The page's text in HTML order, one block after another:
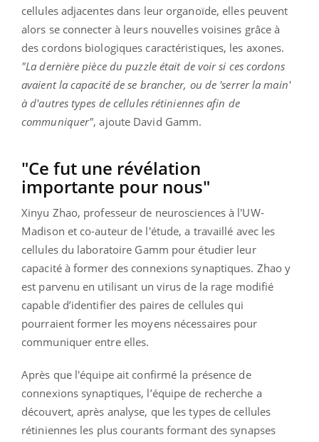
cellules adjacentes dans leur organoïde, elles peuvent
alors se connecter à leurs nouvelles voisines grâce à
des cordons biologiques caractéristiques, les axones.
"La dernière pièce du puzzle était de voir si ces cordons
avaient la capacité de se brancher, ou de 'serrer la main'
à d'autres types de cellules rétiniennes afin de
communiquer", ajoute David Gamm.
"Ce fut une révélation
importante pour nous"
Xinyu Zhao, professeur de neurosciences à l'UW-
Madison et co-auteur de l'étude, a travaillé avec les
cellules du laboratoire Gamm pour étudier leur
capacité à former des connexions synaptiques. Zhao y
est parvenu en utilisant un virus de la rage modifié
capable d’identifier des paires de cellules qui
pourraient former les moyens nécessaires pour
communiquer entre elles.
Après que l'équipe ait confirmé la présence de
connexions synaptiques, l’équipe de recherche a
découvert, après analyse, que les types de cellules
rétiniennes les plus courants formant des synapses